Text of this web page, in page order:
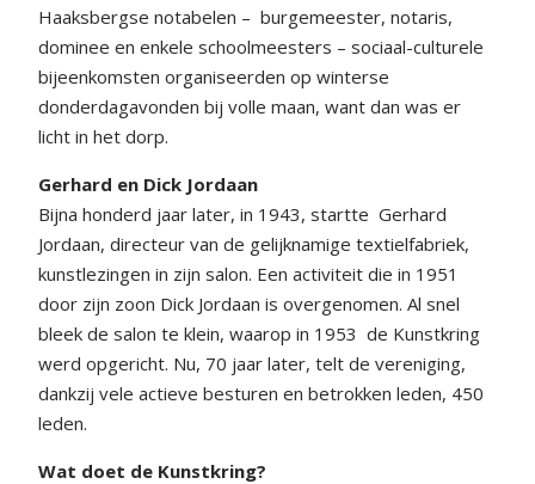
Haaksbergse notabelen – burgemeester, notaris,
dominee en enkele schoolmeesters – sociaal-culturele
bijeenkomsten organiseerden op winterse
donderdagavonden bij volle maan, want dan was er
licht in het dorp.
Gerhard en Dick Jordaan
Bijna honderd jaar later, in 1943, startte Gerhard
Jordaan, directeur van de gelijknamige textielfabriek,
kunstlezingen in zijn salon. Een activiteit die in 1951
door zijn zoon Dick Jordaan is overgenomen. Al snel
bleek de salon te klein, waarop in 1953 de Kunstkring
werd opgericht. Nu, 70 jaar later, telt de vereniging,
dankzij vele actieve besturen en betrokken leden, 450
leden.
Wat doet de Kunstkring?